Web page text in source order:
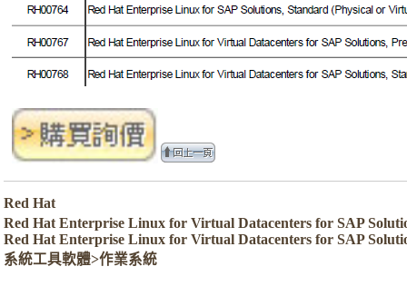
Red Hat
Red Hat Enterprise Linux for Virtual Datacenters for SAP
Red Hat Enterprise Linux for Virtual Datacenters for SAP
系統工具軟體>作業系統